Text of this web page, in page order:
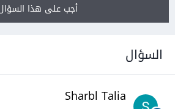
أجب على هذا السؤال
السؤال
Sharbl Talia